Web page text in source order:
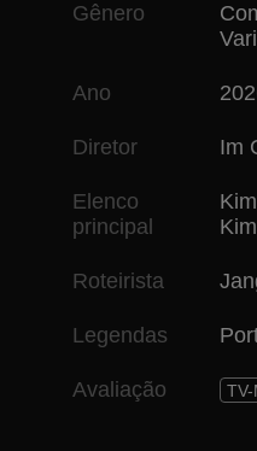
Gênero
Ano
Diretor Im
Elenco
principal
Roteirista
Legendas
Avaliação TV-